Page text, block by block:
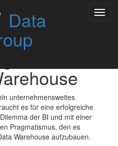
Data
und
unternehmensweites
es für eine erfolgreiche
der BI und mit einer
Pragmatismus, den es
Warehouse aufzubauen.